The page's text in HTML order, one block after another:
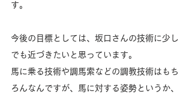
す。
今後の目標としては、坂口さんの技術に少し
でも近づきたいと思っています。
馬に乗る技術や調馬索などの調教技術はもち
ろんなんですが、馬に対する姿勢というか、